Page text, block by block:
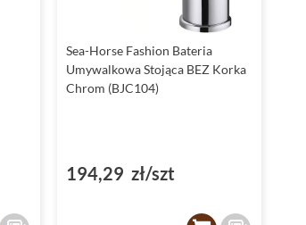
Sea-Horse Fashion Bateria
Umywalkowa Stojąca BEZ Korka
Chrom (BJC104)
194,29 zł/szt